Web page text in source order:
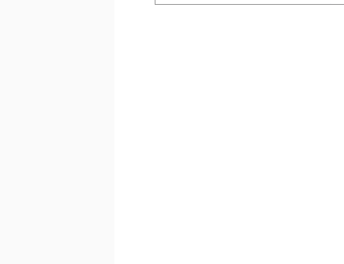
さいたま市北区の「ガーデン大宮